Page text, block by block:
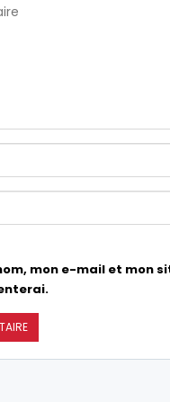
mon e-mail et mon